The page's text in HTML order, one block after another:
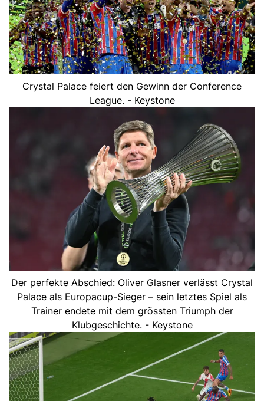
Crystal Palace feiert den Gewinn der Conference
League. - Keystone
Der perfekte Abschied: Oliver Glasner verlässt Crystal
Palace als Europacup-Sieger – sein letztes Spiel als
Trainer endete mit dem grössten Triumph der
Klubgeschichte. - Keystone